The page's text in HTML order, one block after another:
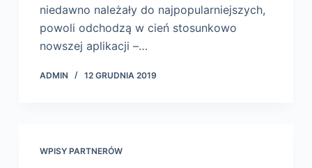
niedawno należały do najpopularniejszych,
powoli odchodzą w cień stosunkowo
nowszej aplikacji –…
ADMIN 12 GRUDNIA 2019
WPISY PARTNERÓW